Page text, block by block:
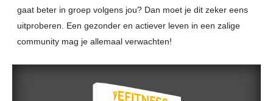
gaat beter in groep volgens jou? Dan moet je dit zeker eens
uitproberen. Een gezonder en actiever leven in een zalige
community mag je allemaal verwachten!